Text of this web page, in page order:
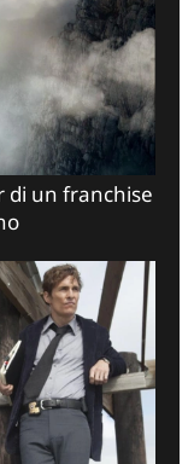
di un franchise